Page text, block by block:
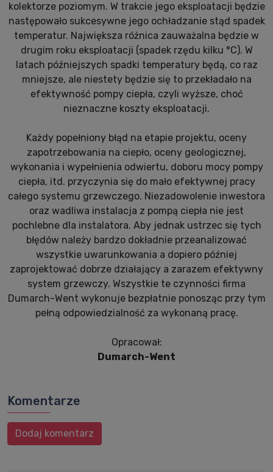
kolektorze poziomym. W trakcie jego eksploatacji będzie
następowało sukcesywne jego ochładzanie stąd spadek
temperatur. Największa różnica zauważalna będzie w
drugim roku eksploatacji (spadek rzędu kilku °C). W
latach późniejszych spadki temperatury będą, co raz
mniejsze, ale niestety będzie się to przekładało na
efektywność pompy ciepła, czyli wyższe, choć
nieznaczne koszty eksploatacji.
Każdy popełniony błąd na etapie projektu, oceny
zapotrzebowania na ciepło, oceny geologicznej,
wykonania i wypełnienia odwiertu, doboru mocy pompy
ciepła, itd. przyczynia się do mało efektywnej pracy
całego systemu grzewczego. Niezadowolenie inwestora
oraz wadliwa instalacja z pompą ciepła nie jest
pochlebne dla instalatora. Aby jednak ustrzec się tych
błędów należy bardzo dokładnie przeanalizować
wszystkie uwarunkowania a dopiero później
zaprojektować dobrze działający a zarazem efektywny
system grzewczy. Wszystkie te czynności firma
Dumarch-Went wykonuje bezpłatnie ponosząc przy tym
pełną odpowiedzialność za wykonaną pracę.
Opracował:
Dumarch-Went
Komentarze
Dodaj komentarz